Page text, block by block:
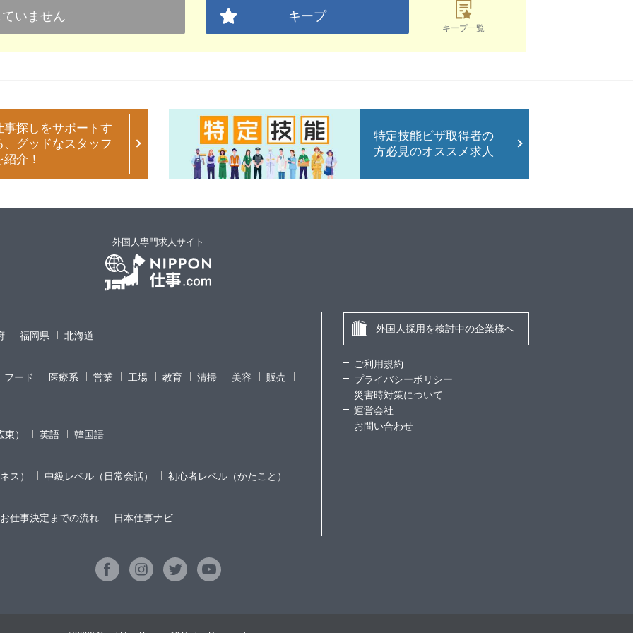
いません キープ
キープ一覧
事探しをサポートす
、グッドなスタッフ
紹介！
特定技能ビザ取得者の
方必見のオススメ求人
外国人専門求人サイト
福岡県 北海道
フード 医療系 営業 工場 教育 清掃 美容 販売
） 英語 韓国語
ス） 中級レベル（日常会話） 初心者レベル（かたこと）
お仕事決定までの流れ 日本仕事ナビ
外国人採用を検討中の企業様へ
ご利用規約
プライバシーポリシー
災害時対策について
運営会社
お問い合わせ